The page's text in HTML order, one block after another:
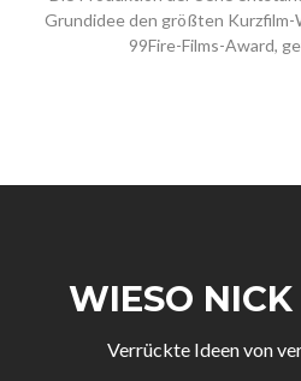
Grundidee den größten
99Fire-Films-Award,
WIESO NICK
Verrückte Ideen von